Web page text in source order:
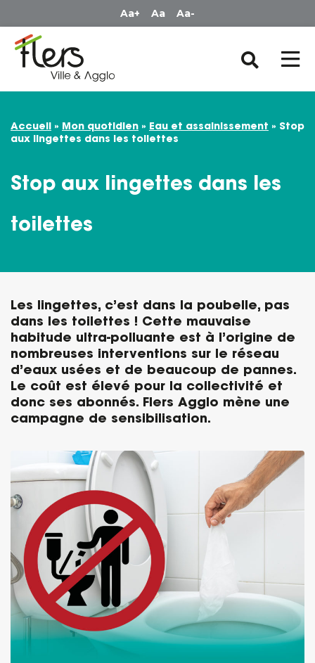
Aa+ Aa Aa-
Accueil » Mon quotidien » Eau et assainissement » Stop
aux lingettes dans les toilettes
Stop aux lingettes dans les
toilettes
Les lingettes, c’est dans la poubelle, pas
dans les toilettes ! Cette mauvaise
habitude ultra-polluante est à l’origine de
nombreuses interventions sur le réseau
d’eaux usées et de beaucoup de pannes.
Le coût est élevé pour la collectivité et
donc ses abonnés. Flers Agglo mène une
campagne de sensibilisation.
Panneau de gestion des cookies